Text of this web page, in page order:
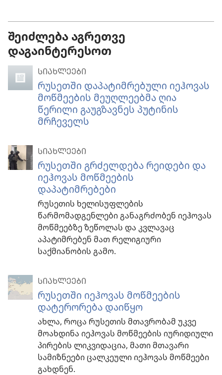
შეიძლება აგრეთვე
დაგაინტერესოთ
ᲡᲘᲐᲮᲚᲔᲔᲑᲘ
რუსეთში დაპატიმრებული იეჰოვას
მოწმეების მეუღლეებმა ღია
წერილი გაუგზავნეს პუტინის
მრჩეველს
ᲡᲘᲐᲮᲚᲔᲔᲑᲘ
რუსეთში გრძელდება რეიდები და
იეჰოვას მოწმეების
დაპატიმრებები
რუსეთის ხელისუფლების
წარმომადგენლები განაგრძობენ იეჰოვას
მოწმეებზე ზეწოლას და კვლავაც
აპატიმრებენ მათ რელიგიური
საქმიანობის გამო.
ᲡᲘᲐᲮᲚᲔᲔᲑᲘ
რუსეთში იეჰოვას მოწმეების
დატერორება დაიწყო
ახლა, როცა რუსეთის მთავრობამ უკვე
მოახდინა იეჰოვას მოწმეების იურიდიული
პირების ლიკვიდაცია, მათი მთავარი
სამიზნეები ცალკეული იეჰოვას მოწმეები
გახდნენ.